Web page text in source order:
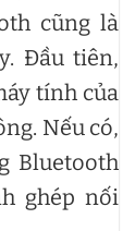
cũng là
Đầu tiên,
tính của
Nếu có,
Bluetooth
ghép nối